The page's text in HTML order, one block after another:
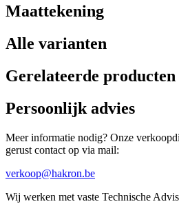
Maattekening
Alle varianten
Gerelateerde producten
Persoonlijk advies
Meer informatie nodig? Onze
gerust contact op via mail:
verkoop@hakron.be
Wij werken met vaste Technische